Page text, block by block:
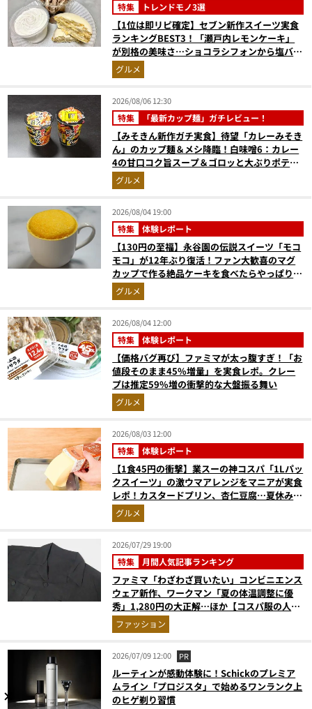
特集 トレンドモノ3選
【1位は即リピ確定】セブン新作スイーツ実食
ランキングBEST3！「瀬戸内レモンケーキ」
が別格の美味さ…ショコラシフォンから塩バニ
ラプリンまで本気レビュー
グルメ
2026/08/06 12:30
特集 「最新カップ麺」ガチレビュー！
【みそきん新作ガチ実食】待望「カレーみそき
ん」のカップ麺＆メシ降臨！白味噌6：カレー
4の甘口コク旨スープ＆ゴロッと大ぶりポテト
に歓喜
グルメ
2026/08/04 19:00
特集 体験レポート
【130円の至福】永谷園の伝説スイーツ「モコ
モコ」が12年ぶり復活！ファン大歓喜のマグ
カップで作る絶品ケーキを食べたらやっぱり最
高にウマかった
グルメ
2026/08/04 12:00
特集 体験レポート
【価格バグ再び】ファミマが太っ腹すぎ！「お
値段そのまま45%増量」を実食レポ。クレー
プは推定59%増の衝撃的な大盤振る舞い
グルメ
2026/08/03 12:00
特集 体験レポート
【1食45円の衝撃】業スーの神コスパ「1Lパッ
クスイーツ」の激ウマアレンジをマニアが実食
レポ！カスタードプリン、杏仁豆腐…夏休みの
おやつに最強すぎた
グルメ
2026/07/29 19:00
特集 月間人気記事ランキング
ファミマ「わざわざ買いたい」コンビニエンス
ウェア新作、ワークマン「夏の体温調整に優
秀」1,280円の大正解…ほか【コスパ服の人気
記事ランキングベスト3】（2026年6月版）
ファッション
2026/07/09 12:00 PR
ルーティンが感動体験に！Schickのプレミア
ムライン「プロジスタ」で始めるワンランク上
のヒゲ剃り習慣